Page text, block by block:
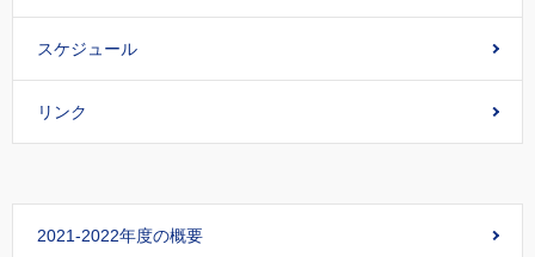
スケジュール
リンク
2021-2022年度の概要